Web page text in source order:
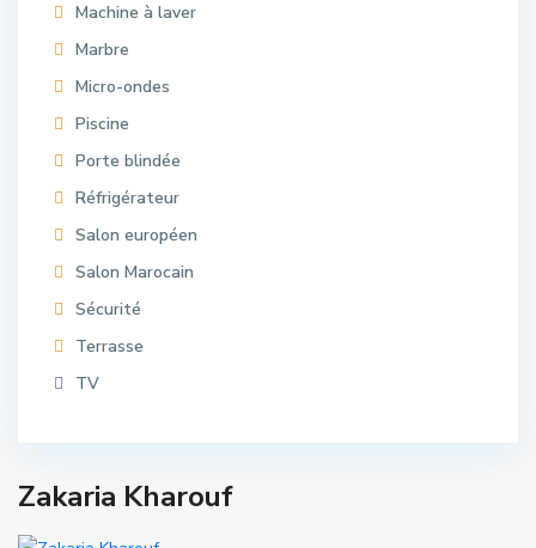
Machine à laver
Marbre
Micro-ondes
Piscine
Porte blindée
Réfrigérateur
Salon européen
Salon Marocain
Sécurité
Terrasse
TV
Zakaria Kharouf